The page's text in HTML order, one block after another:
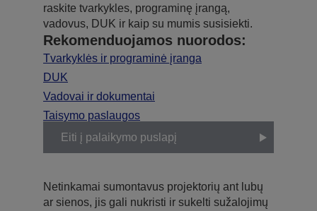
raskite tvarkykles, programinę įrangą,
vadovus, DUK ir kaip su mumis susisiekti.
Rekomenduojamos nuorodos:
Tvarkyklės ir programinė įranga
DUK
Vadovai ir dokumentai
Taisymo paslaugos
Eiti į palaikymo puslapį
Netinkamai sumontavus projektorių ant lubų
ar sienos, jis gali nukristi ir sukelti sužalojimų